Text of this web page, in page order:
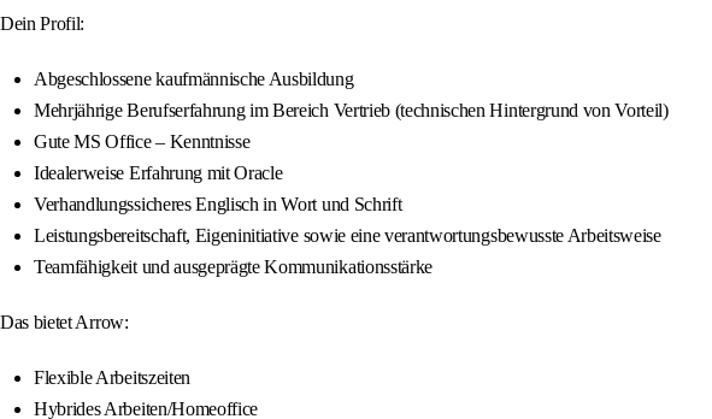
Dein Profil:
Abgeschlossene kaufmännische Ausbildung
Mehrjährige Berufserfahrung im Bereich Vertrieb (technischen Hintergrund von Vorteil)
Gute MS Office – Kenntnisse
Idealerweise Erfahrung mit Oracle
Verhandlungssicheres Englisch in Wort und Schrift
Leistungsbereitschaft, Eigeninitiative sowie eine verantwortungsbewusste Arbeitsweise
Teamfähigkeit und ausgeprägte Kommunikationsstärke
Das bietet Arrow:
Flexible Arbeitszeiten
Hybrides Arbeiten/Homeoffice